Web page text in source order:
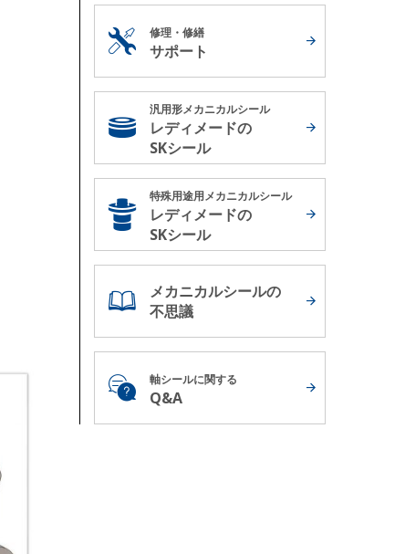
修理・修繕
サポート
汎用形メカニカルシール
レディメードの
SKシール
特殊用途用メカニカルシール
レディメードの
SKシール
メカニカルシールの
不思議
軸シールに関する
Q&A